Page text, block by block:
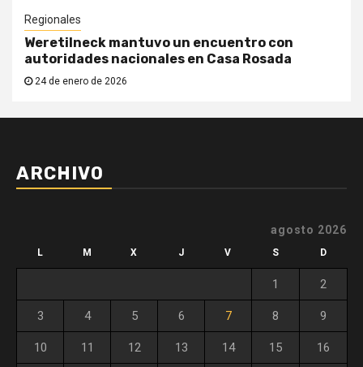
Regionales
Weretilneck mantuvo un encuentro con
autoridades nacionales en Casa Rosada
24 de enero de 2026
ARCHIVO
agosto 2026
L M X J V S D
1 2
3 4 5 6 7 8 9
10 11 12 13 14 15 16